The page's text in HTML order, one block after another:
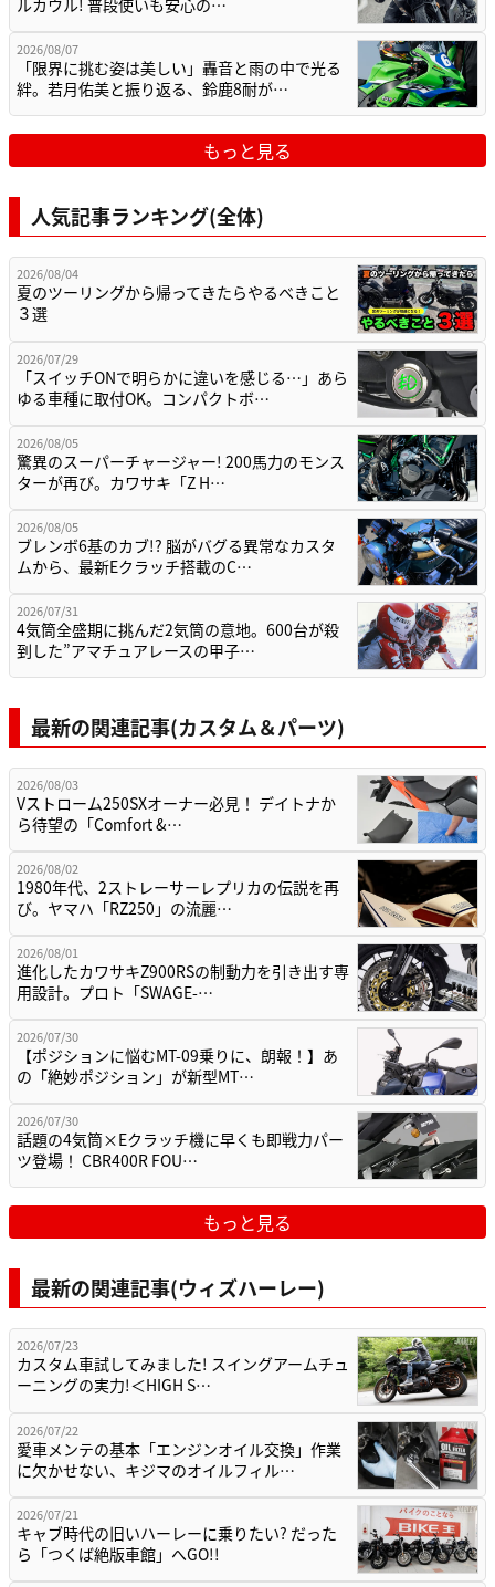
ルカウル! 普段使いも安心の…
2026/08/07
「限界に挑む姿は美しい」轟音と雨の中で光る
絆。若月佑美と振り返る、鈴鹿8耐が…
もっと見る
人気記事ランキング(全体)
2026/08/04
夏のツーリングから帰ってきたらやるべきこと
３選
2026/07/29
「スイッチONで明らかに違いを感じる…」あら
ゆる車種に取付OK。コンパクトボ…
2026/08/05
驚異のスーパーチャージャー! 200馬力のモンス
ターが再び。カワサキ「Z H…
2026/08/05
ブレンボ6基のカブ!? 脳がバグる異常なカスタ
ムから、最新Eクラッチ搭載のC…
2026/07/31
4気筒全盛期に挑んだ2気筒の意地。600台が殺
到した”アマチュアレースの甲子…
最新の関連記事(カスタム＆パーツ)
2026/08/03
Vストローム250SXオーナー必見！ デイトナか
ら待望の「Comfort &…
2026/08/02
1980年代、2ストレーサーレプリカの伝説を再
び。ヤマハ「RZ250」の流麗…
2026/08/01
進化したカワサキZ900RSの制動力を引き出す専
用設計。プロト「SWAGE-…
2026/07/30
【ポジションに悩むMT-09乗りに、朗報！】あ
の「絶妙ポジション」が新型MT…
2026/07/30
話題の4気筒×Eクラッチ機に早くも即戦力パー
ツ登場！ CBR400R FOU…
もっと見る
最新の関連記事(ウィズハーレー)
2026/07/23
カスタム車試してみました! スイングアームチュ
ーニングの実力!＜HIGH S…
2026/07/22
愛車メンテの基本「エンジンオイル交換」作業
に欠かせない、キジマのオイルフィル…
2026/07/21
キャブ時代の旧いハーレーに乗りたい? だった
ら「つくば絶版車館」へGO!!